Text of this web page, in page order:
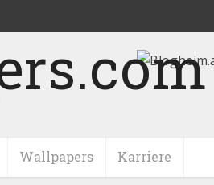
Wallpapers Karriere